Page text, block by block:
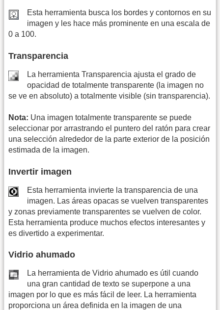
Esta herramienta busca los bordes y contornos en su
imagen y les hace más prominente en una escala de
0 a 100.
Transparencia
La herramienta Transparencia ajusta el grado de
opacidad de totalmente transparente (la imagen no
se ve en absoluto) a totalmente visible (sin transparencia).
Nota: Una imagen totalmente transparente se puede
seleccionar por arrastrando el puntero del ratón para crear
una selección alrededor de la parte exterior de la posición
estimada de la imagen.
Invertir imagen
Esta herramienta invierte la transparencia de una
imagen. Las áreas opacas se vuelven transparentes
y zonas previamente transparentes se vuelven de color.
Esta herramienta produce muchos efectos interesantes y
es divertido a experimentar.
Vidrio ahumado
La herramienta de Vidrio ahumado es útil cuando
una gran cantidad de texto se superpone a una
imagen por lo que es más fácil de leer. La herramienta
proporciona un área definida en la imagen de una